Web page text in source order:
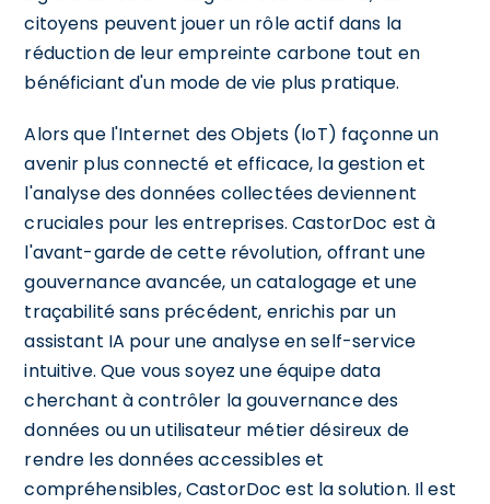
citoyens peuvent jouer un rôle actif dans la
réduction de leur empreinte carbone tout en
bénéficiant d'un mode de vie plus pratique.
Alors que l'Internet des Objets (IoT) façonne un
avenir plus connecté et efficace, la gestion et
l'analyse des données collectées deviennent
cruciales pour les entreprises. CastorDoc est à
l'avant-garde de cette révolution, offrant une
gouvernance avancée, un catalogage et une
traçabilité sans précédent, enrichis par un
assistant IA pour une analyse en self-service
intuitive. Que vous soyez une équipe data
cherchant à contrôler la gouvernance des
données ou un utilisateur métier désireux de
rendre les données accessibles et
compréhensibles, CastorDoc est la solution. Il est